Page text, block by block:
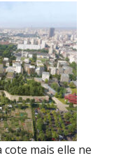
cote mais elle ne